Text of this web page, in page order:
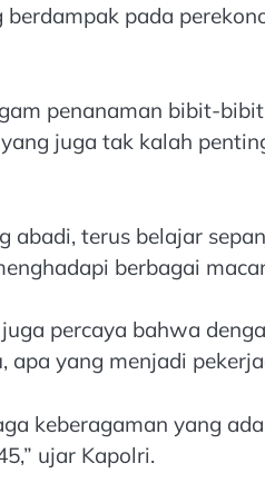
pada
penanaman bibit-
juga tak kalah
abadi, terus belajar
berbagai
percaya bahwa
apa yang menjadi
keberagaman yang
ujar Kapolri.